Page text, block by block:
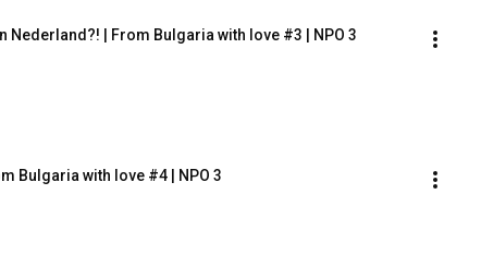
| From Bulgaria with love #3 | NPO 3
Bulgaria with love #4 | NPO 3